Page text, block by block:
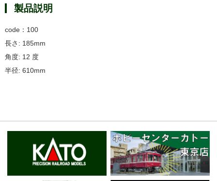
製品説明
code：100
長さ: 185mm
角度: 12 度
半径: 610mm